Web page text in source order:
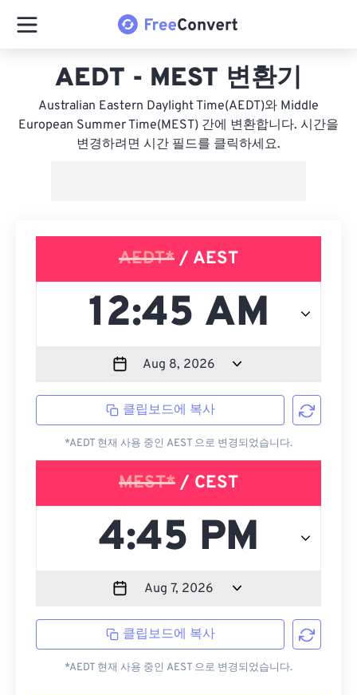
AEDT - MEST 변환기
Australian Eastern Daylight Time(AEDT)와 Middle
European Summer Time(MEST) 간에 변환합니다. 시간을
변경하려면 시간 필드를 클릭하세요.
AEDT* / AEST
클립보드에 복사
*AEDT 현재 사용 중인 AEST 으로 변경되었습니다.
MEST* / CEST
클립보드에 복사
*AEDT 현재 사용 중인 AEST 으로 변경되었습니다.